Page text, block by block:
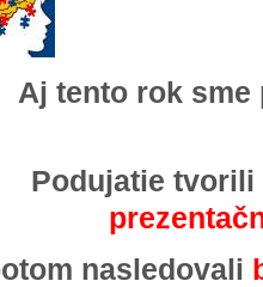
Aj tento rok
Podujatie
nasledovali